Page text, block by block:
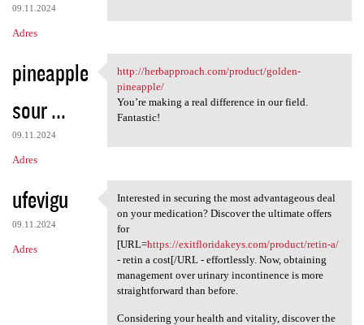
09.11.2024
Adres
pineapple
sour ...
09.11.2024
Adres
http://herbapproach.com
http://herbapproach.com/product/golden-
pineapple/
You’re making a real difference in our field.
Fantastic!
ufevigu
09.11.2024
Adres
Interested in securing the
Interested in securing the most advantageous deal
on your medication? Discover the ultimate offers
for
[URL=https://exitfloridakeys.com/product/retin-a/
- retin a cost[/URL - effortlessly. Now, obtaining
management over urinary incontinence is more
straightforward than before.
Considering your health and vitality, discover the